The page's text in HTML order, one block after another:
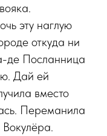
эту наглую
откуда ни
де Посланница
Дай ей
вместо
Переманила